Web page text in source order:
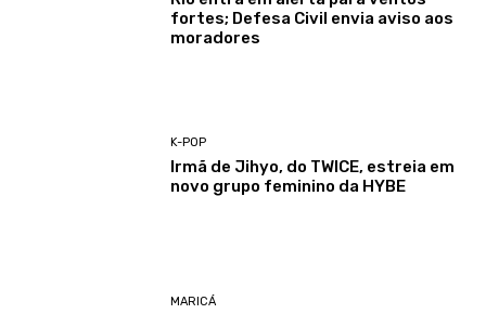
fortes; Defesa Civil envia aviso aos
moradores
K-POP
Irmã de Jihyo, do TWICE, estreia em
novo grupo feminino da HYBE
MARICÁ